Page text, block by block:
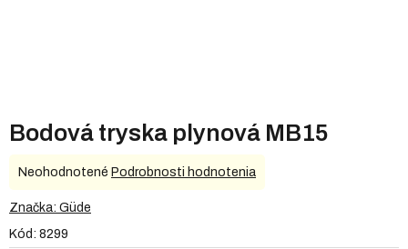
Bodová tryska plynová MB15
Kód: 8299
Priemerné
produktu
0,0
Neohodnotené Podrobnosti hodnotenia
Značka: Güde